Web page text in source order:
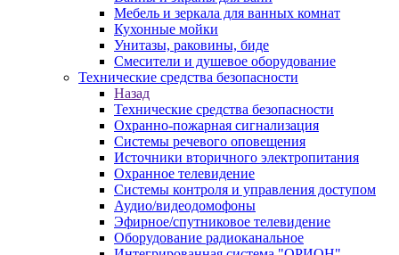
Мебель и зеркала для ванных комнат
Кухонные мойки
Унитазы, раковины, биде
Смесители и душевое оборудование
Технические средства безопасности
Назад
Технические средства безопасности
Охранно-пожарная сигнализация
Системы речевого оповещения
Источники вторичного электропитания
Охранное телевидение
Системы контроля и управления доступом
Аудио/видеодомофоны
Эфирное/спутниковое телевидение
Оборудование радиоканальное